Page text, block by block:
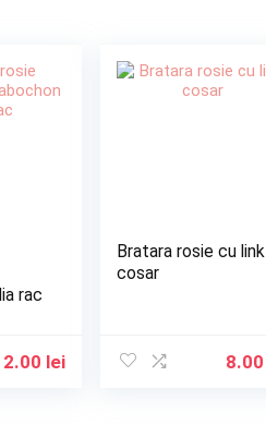
rac
lei
Bratara rosie cu link
cosar
8.00